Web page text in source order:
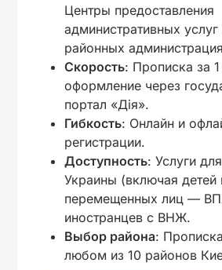
Центры предоставления
административных
районных
Скорость: Прописка за
оформление через
портал «Дія».
Гибкость: Онлайн и
регистрации.
Доступность: Услуги
Украины (включая детей
перемещенных лиц —
иностранцев с ВНЖ.
Выбор района:
любом из 10 районов